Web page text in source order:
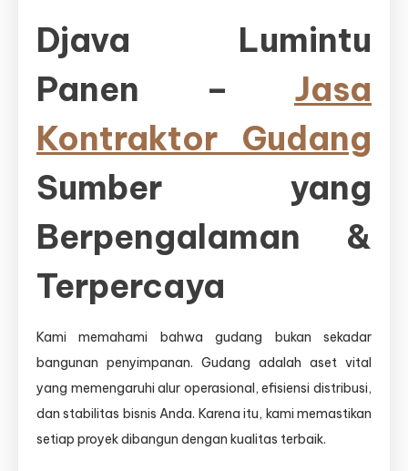
Djava Lumintu
Panen – Jasa
Kontraktor Gudang
Sumber yang
Berpengalaman &
Terpercaya
Kami memahami bahwa gudang bukan sekadar
bangunan penyimpanan. Gudang adalah aset vital
yang memengaruhi alur operasional, efisiensi distribusi,
dan stabilitas bisnis Anda. Karena itu, kami memastikan
setiap proyek dibangun dengan kualitas terbaik.